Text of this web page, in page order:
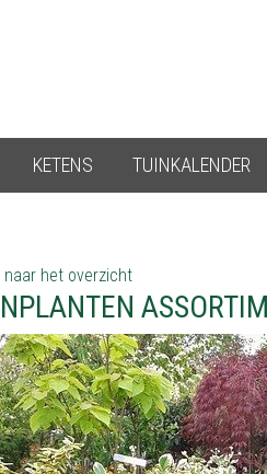
KETENS TUINKALENDER
naar het overzicht